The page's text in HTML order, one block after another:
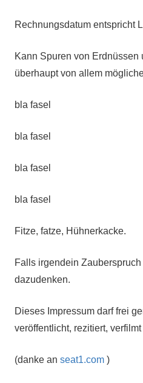
Rechnungsdatum entspricht
Kann Spuren von
überhaupt von allem
bla fasel
bla fasel
bla fasel
bla fasel
Fitze, fatze, Hühnerkacke.
Falls irgendein
dazudenken.
Dieses Impressum darf frei
veröffentlicht, rezitiert,
(danke an seat1.com )